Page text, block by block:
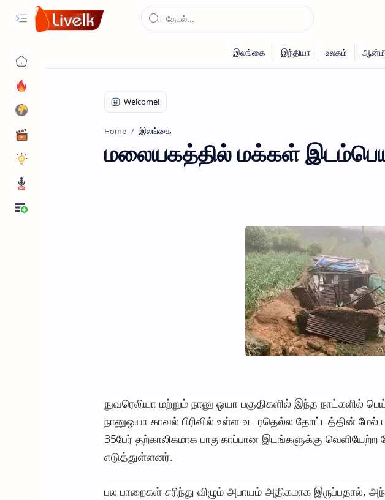
Home இலங்கை
மலையகத்தில் மக்கள்
நுவரெலியா மற்றும் நானு ஓயா பகுதிகளில் இந்த நாட்களில்
நானுஓயா காவல் பிரிவில் உள்ள உட ரதெல்ல தோட்டத்தின் மேல்
35பேர் தற்காலிகமாக பாதுகாப்பான இடங்களுக்கு
எடுத்துள்ளனர்.
பல பாறைகள் சரிந்து விழும் அபாயம் அதிகமாக இருப்பதால்,